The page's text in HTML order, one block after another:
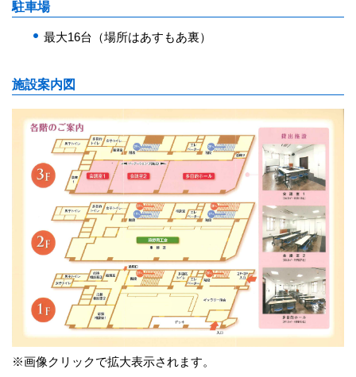
駐車場
最大16台（場所はあすもあ裏）
施設案内図
※画像クリックで拡大表示されます。